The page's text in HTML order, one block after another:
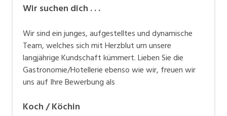
Verkauf, Handel, Kundenberatung,
Sicherheit, Rettung, Polizei, Zoll
Familie dazugestossen und unterstützen uns bei der
Erfüllung unseres Credos «Sich wohlfühlen wie zu
Hause».
Wir suchen dich . . .
Wir sind ein junges, aufgestelltes und dynamische
Team, welches sich mit Herzblut um unsere
langjährige Kundschaft kümmert. Lieben Sie die
Gastronomie/Hotellerie ebenso wie wir, freuen wir
uns auf Ihre Bewerbung als
Koch / Köchin